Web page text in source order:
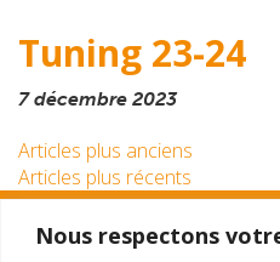
Nous respectons
Tuning 23-24
7 décembre 2023
Navigation
des
articles
Articles plus anciens
Articles plus récents